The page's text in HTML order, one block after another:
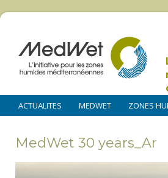
ACTUALITES MEDWET ZONES
MedWet 30 years_Ar